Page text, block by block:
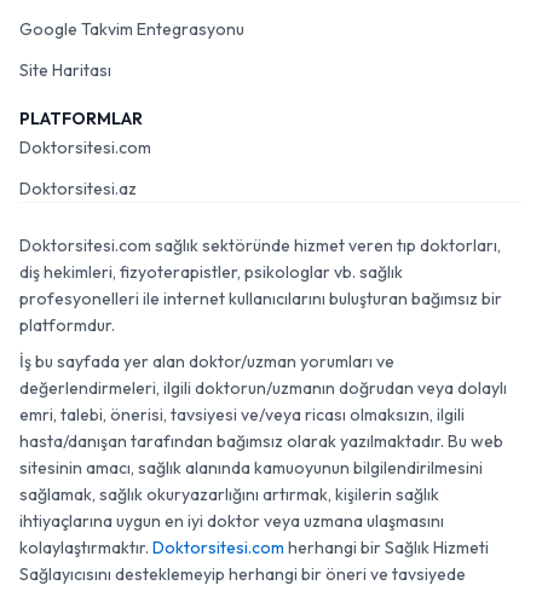
Google Takvim Entegrasyonu
Site Haritası
PLATFORMLAR
Doktorsitesi.com
Doktorsitesi.az
Doktorsitesi.com sağlık sektöründe hizmet veren tıp doktorları,
diş hekimleri, fizyoterapistler, psikologlar vb. sağlık
profesyonelleri ile internet kullanıcılarını buluşturan bağımsız bir
platformdur.
İş bu sayfada yer alan doktor/uzman yorumları ve
değerlendirmeleri, ilgili doktorun/uzmanın doğrudan veya dolaylı
emri, talebi, önerisi, tavsiyesi ve/veya ricası olmaksızın, ilgili
hasta/danışan tarafından bağımsız olarak yazılmaktadır. Bu web
sitesinin amacı, sağlık alanında kamuoyunun bilgilendirilmesini
sağlamak, sağlık okuryazarlığını artırmak, kişilerin sağlık
ihtiyaçlarına uygun en iyi doktor veya uzmana ulaşmasını
kolaylaştırmaktır. Doktorsitesi.com herhangi bir Sağlık Hizmeti
Sağlayıcısını desteklemeyip herhangi bir öneri ve tavsiyede